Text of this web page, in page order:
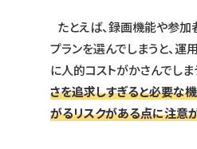
たとえば、録画機能や参
プランを選んでしまうと、運
に人的コストがかさんでしま
さを追求しすぎると必要な
がるリスクがある点に注意